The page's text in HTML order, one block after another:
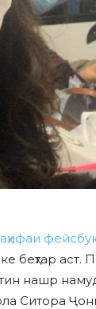
аст.
нашр
Ситора